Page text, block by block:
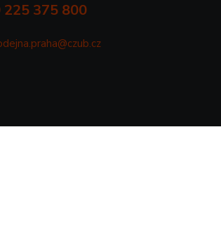
225 375 800